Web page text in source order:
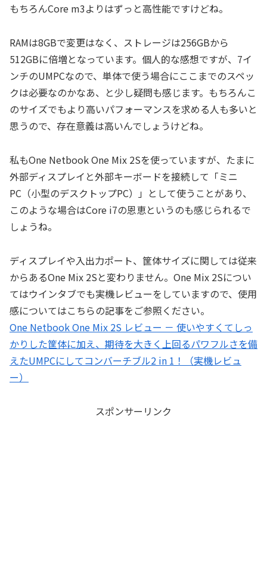
もちろんCore m3よりはずっと高性能ですけどね。
RAMは8GBで変更はなく、ストレージは256GBから
512GBに倍増となっています。個人的な感想ですが、7イ
ンチのUMPCなので、単体で使う場合にここまでのスペッ
クは必要なのかなあ、と少し疑問も感じます。もちろんこ
のサイズでもより高いパフォーマンスを求める人も多いと
思うので、存在意義は高いんでしょうけどね。
私もOne Netbook One Mix 2Sを使っていますが、たまに
外部ディスプレイと外部キーボードを接続して「ミニ
PC（小型のデスクトップPC）」として使うことがあり、
このような場合はCore i7の恩恵というのも感じられるで
しょうね。
ディスプレイや入出力ポート、筐体サイズに関しては従来
からあるOne Mix 2Sと変わりません。One Mix 2Sについ
てはウインタブでも実機レビューをしていますので、使用
感についてはこちらの記事をご参照ください。
One Netbook One Mix 2S レビュー － 使いやすくてしっ
かりした筐体に加え、期待を大きく上回るパワフルさを備
えたUMPCにしてコンバーチブル2 in 1！（実機レビュ
ー）
スポンサーリンク